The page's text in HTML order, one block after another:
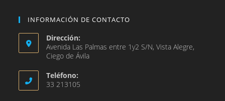
INFORMACIÓN DE CONTACTO
Dirección:
Avenida Las Palmas entre 1y2 S/N, Vista Alegre,
Ciego de Ávila
Teléfono:
33 213105